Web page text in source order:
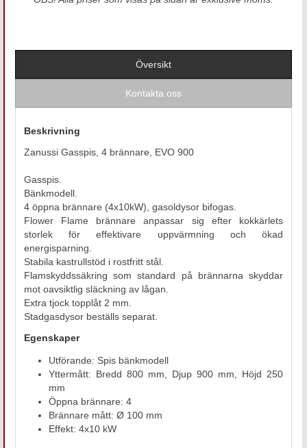
Översikt
Kontakta oss
Beskrivning
Zanussi Gasspis, 4 brännare, EVO 900
Gasspis.
Bänkmodell.
4 öppna brännare (4x10kW), gasoldysor bifogas.
Flower Flame brännare anpassar sig efter kokkärlets
storlek för effektivare uppvärmning och ökad
energisparning.
Stabila kastrullstöd i rostfritt stål.
Flamskyddssäkring som standard på brännarna skyddar
mot oavsiktlig släckning av lågan.
Extra tjock topplåt 2 mm.
Stadgasdysor beställs separat.
Egenskaper
Utförande: Spis bänkmodell
Yttermått: Bredd 800 mm, Djup 900 mm, Höjd 250
mm
Öppna brännare: 4
Brännare mått: Ø 100 mm
Effekt: 4x10 kW